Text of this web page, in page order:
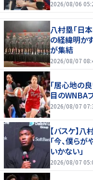
2026/08/06
八村塁「日
の経緯明か
が集結
2026/08/07
「居心地の
目のWNBA
2026/08/07
【バスケ】
「今、僕ら
いかない」
2026/08/07